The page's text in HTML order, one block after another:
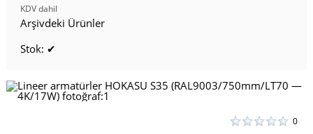
KDV dahil
Arşivdeki Ürünler
Stok: ✔
0